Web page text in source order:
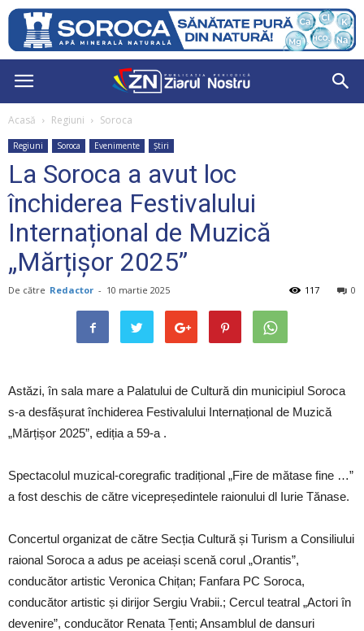
Acasă Regiuni Soroca
Regiuni Soroca Evenimente Știri
La Soroca a avut loc
închiderea Festivalului
Internațional de Muzică
„Mărțișor 2025”
De către Redactor - 10 martie 2025 0
117
Astăzi, în sala mare a Palatului de Cultură din municipiul Soroca
s-a desfășurat închiderea Festivalului Internațional de Muzică
„Mărțișor 2025”, ediția a 59-a .
Spectacolul muzical-coregrafic tradițional „Fire de mătase fine …”
a fost deschis de către vicepreședintele raionului dl Iurie Tănase.
Concertul organizat de către Secția Cultură și Turism a Consiliului
raional Soroca a adus pe aceiași scenă corul „Orantis”,
conducător artistic Veronica Chițan; Fanfara PC Soroca,
conducător artistic și dirijor Sergiu Vrabii.; Cercul teatral „Actori în
devenire”, conducător Renata Țenti; Ansamblul de dansuri